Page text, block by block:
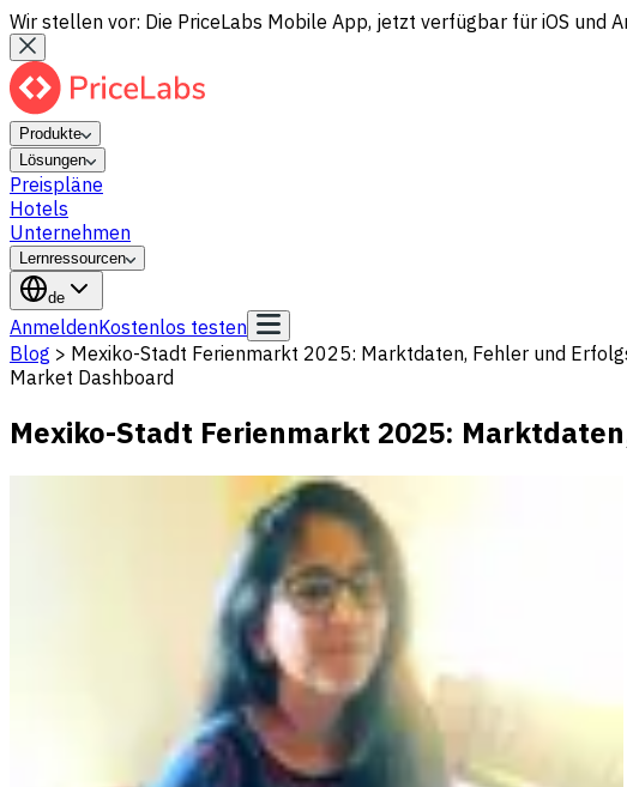
Wir stellen vor: Die PriceLabs Mobile App, jetzt verfügbar für iOS und
Produkte
Lösungen
Preispläne
Hotels
Unternehmen
Lernressourcen
de
AnmeldenKostenlos testen
Blog > Mexiko-Stadt Ferienmarkt 2025: Marktdaten, Fehler und
Market Dashboard
Mexiko-Stadt Ferienmarkt 2025: